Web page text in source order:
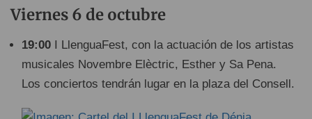
Viernes 6 de octubre
19:00
I LlenguaFest, con la actuación de los artistas
musicales Novembre Elèctric, Esther y Sa Pena.
Los conciertos tendrán lugar en la plaza del Consell.